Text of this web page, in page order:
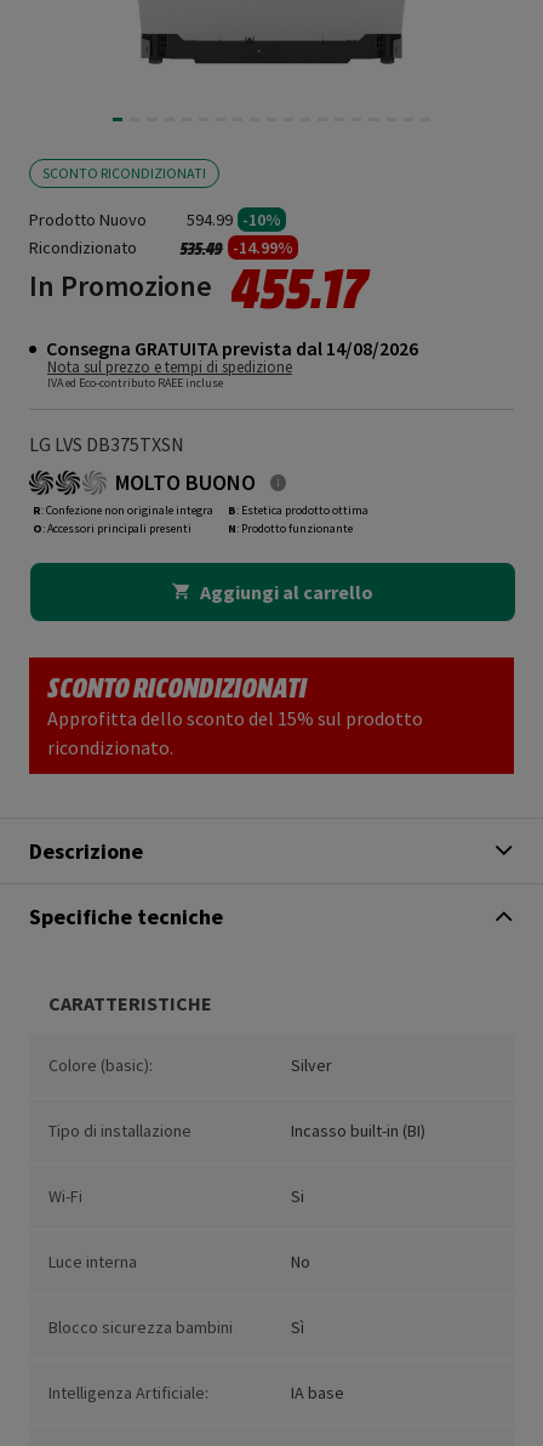
SCONTO RICONDIZIONATI
Prodotto Nuovo 594.99 -10%
Ricondizionato
Prezzo ridotto da
535.49a -14.99%
In Promozione 455.17
Consegna GRATUITA prevista dal 14/08/2026
Nota sul prezzo e tempi di spedizione
IVA ed Eco-contributo RAEE incluse
LG LVS DB375TXSN
MOLTO BUONO
R: Confezione non originale integra
O: Accessori principali presenti
B: Estetica prodotto ottima
N: Prodotto funzionante
Aggiungi al carrello
SCONTO RICONDIZIONATI
Approfitta dello sconto del 15% sul prodotto
ricondizionato.
Descrizione
Specifiche tecniche
CARATTERISTICHE
Colore (basic): Silver
Tipo di installazione Incasso built-in (BI)
Wi-Fi Si
Luce interna No
Blocco sicurezza bambini Sì
Intelligenza Artificiale: IA base